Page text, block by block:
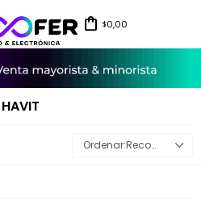
$0,00
HAVIT
Recomendados